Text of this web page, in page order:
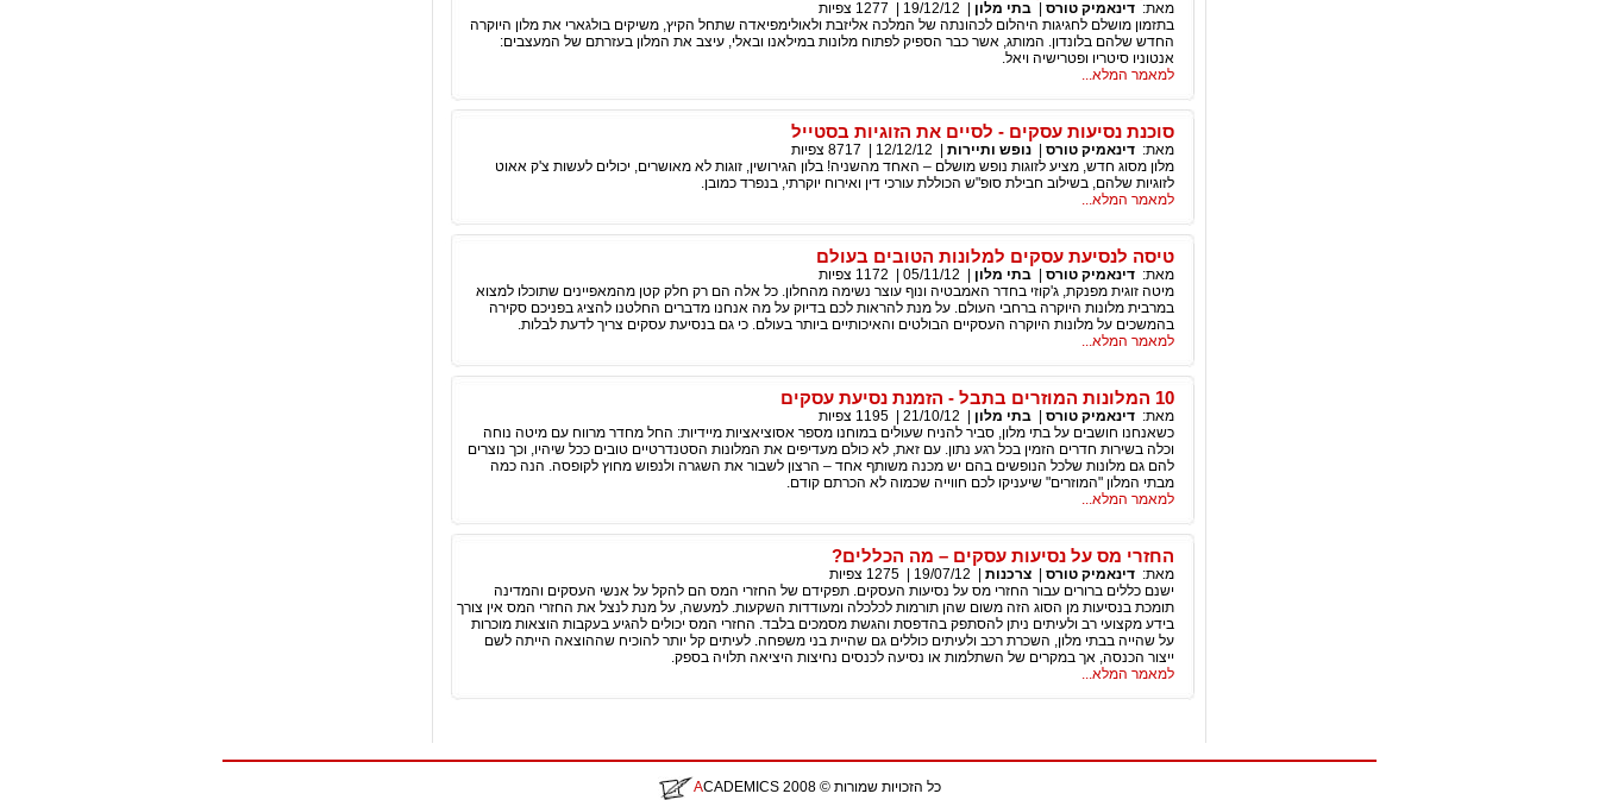
מאת: דינאמיק טורס בתי מלון 19/12/12
1277 צפיות
בתזמון מושלם לחגיגות היהלום לכהונתה של המלכה אליזבת ולאולימפיאדה שתחל הקיץ, משיקים בולגארי את מלון היוקרה
החדש שלהם בלונדון. המותג, אשר כבר הספיק לפתוח מלונות במילאנו ובאלי, עיצב את המלון בעזרתם של המעצבים:
אנטוניו סיטריו ופטרישיה ויאל.
למאמר המלא...
סוכנת נסיעות עסקים - לסיים את הזוגיות בסטייל
מאת: דינאמיק טורס נופש ותיירות 12/12/12
8717 צפיות
מלון מסוג חדש, מציע לזוגות נופש מושלם – האחד מהשניה! בלון הגירושין, זוגות לא מאושרים, יכולים לעשות צ'ק אאוט
לזוגיות שלהם, בשילוב חבילת סופ"ש הכוללת עורכי דין ואירוח יוקרתי, בנפרד כמובן.
למאמר המלא...
טיסה לנסיעת עסקים למלונות הטובים בעולם
מאת: דינאמיק טורס בתי מלון 05/11/12
1172 צפיות
מיטה זוגית מפנקת, ג'קוזי בחדר האמבטיה ונוף עוצר נשימה מהחלון. כל אלה הם רק חלק קטן מהמאפיינים שתוכלו למצוא
במרבית מלונות היוקרה ברחבי העולם. על מנת להראות לכם בדיוק על מה אנחנו מדברים החלטנו להציג בפניכם סקירה
בהמשכים על מלונות היוקרה העסקיים הבולטים והאיכותיים ביותר בעולם. כי גם בנסיעת עסקים צריך לדעת לבלות.
למאמר המלא...
10 המלונות המוזרים בתבל - הזמנת נסיעת עסקים
מאת: דינאמיק טורס בתי מלון 21/10/12
1195 צפיות
כשאנחנו חושבים על בתי מלון, סביר להניח שעולים במוחנו מספר אסוציאציות מיידיות: החל מחדר מרווח עם מיטה נוחה
וכלה בשירות חדרים הזמין בכל רגע נתון. עם זאת, לא כולם מעדיפים את המלונות הסטנדרטיים טובים ככל שיהיו, וכך נוצרים
להם גם מלונות שלכל הנופשים בהם יש מכנה משותף אחד – הרצון לשבור את השגרה ולנפוש מחוץ לקופסה. הנה כמה
מבתי המלון "המוזרים" שיעניקו לכם חווייה שכמוה לא הכרתם קודם.
למאמר המלא...
החזרי מס על נסיעות עסקים – מה הכללים?
מאת: דינאמיק טורס צרכנות 19/07/12
1275 צפיות
ישנם כללים ברורים עבור החזרי מס על נסיעות העסקים. תפקידם של החזרי המס הם להקל על אנשי העסקים והמדינה
תומכת בנסיעות מן הסוג הזה משום שהן תורמות לכלכלה ומעודדות השקעות. למעשה, על מנת לנצל את החזרי המס אין צורך
בידע מקצועי רב ולעיתים ניתן להסתפק בהדפסת והגשת מסמכים בלבד. החזרי המס יכולים להגיע בעקבות הוצאות מוכרות
על שהייה בבתי מלון, השכרת רכב ולעיתים כוללים גם שהיית בני משפחה. לעיתים קל יותר להוכיח שההוצאה הייתה לשם
ייצור הכנסה, אך במקרים של השתלמות או נסיעה לכנסים נחיצות היציאה תלויה בספק.
למאמר המלא...
כל הזכויות שמורות © 2008
ACADEMICS